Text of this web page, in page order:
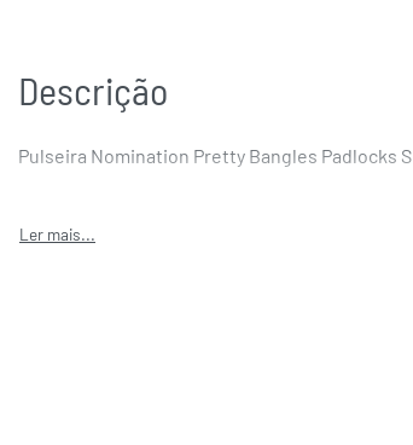
Descrição
Pulseira Nomination Pretty Bangles Padlocks S